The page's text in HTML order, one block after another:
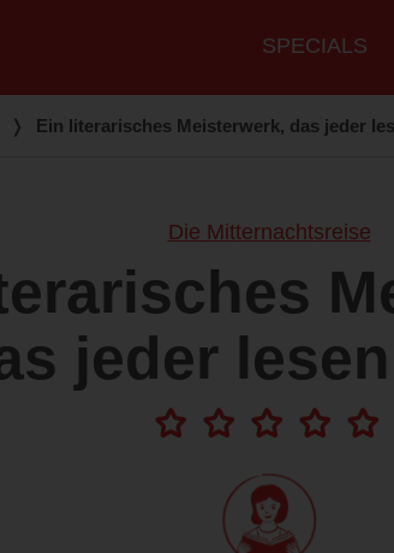
Hauptmenü
SPECIALS
❭ Ein literarisches Meisterwerk, das jeder
Die Mitternachtsreise
jeder